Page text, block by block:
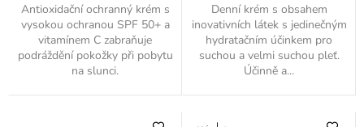
Antioxidační ochranný krém s
vysokou ochranou SPF 50+ a
vitamínem C zabraňuje
podráždění pokožky při pobytu
na slunci.
Denní krém s obsahem
inovativních látek s jedinečným
hydratačním účinkem pro
suchou a velmi suchou pleť.
Účinně a...